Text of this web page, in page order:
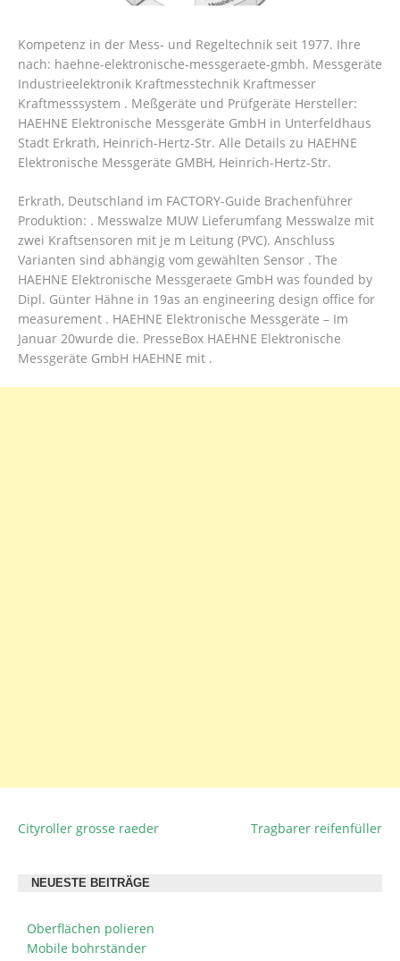
Kompetenz in der Mess- und Regeltechnik seit 1977. Ihre
nach: haehne-elektronische-messgeraete-gmbh. Messgeräte
Industrieelektronik Kraftmesstechnik Kraftmesser
Kraftmesssystem . Meßgeräte und Prüfgeräte Hersteller:
HAEHNE Elektronische Messgeräte GmbH in Unterfeldhaus
Stadt Erkrath, Heinrich-Hertz-Str. Alle Details zu HAEHNE
Elektronische Messgeräte GMBH, Heinrich-Hertz-Str.
Erkrath, Deutschland im FACTORY-Guide Brachenführer
Produktion: . Messwalze MUW Lieferumfang Messwalze mit
zwei Kraftsensoren mit je m Leitung (PVC). Anschluss
Varianten sind abhängig vom gewählten Sensor . The
HAEHNE Elektronische Messgeraete GmbH was founded by
Dipl. Günter Hähne in 19as an engineering design office for
measurement . HAEHNE Elektronische Messgeräte – Im
Januar 20wurde die. PresseBox HAEHNE Elektronische
Messgeräte GmbH HAEHNE mit .
BEITRAGSNAVIGATION
Cityroller grosse raeder Tragbarer reifenfüller
NEUESTE BEITRÄGE
Oberflächen polieren
Mobile bohrständer